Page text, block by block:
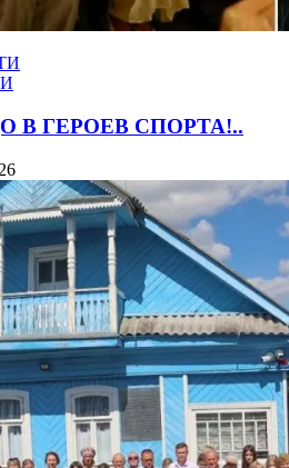
В ГЕРОЕВ СПОРТА!..